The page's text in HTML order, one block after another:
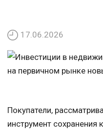
17.06.2026
Покупатели,
инструмент сохранения